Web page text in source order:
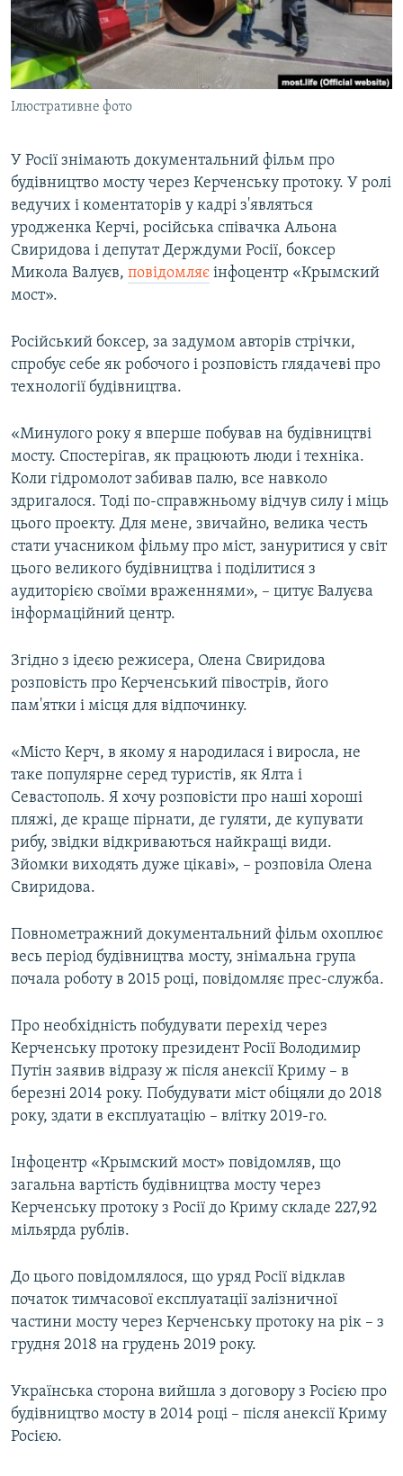
ВІДЕОУРОКИ «ELIFBE»
СВІДЧЕННЯ ОКУПАЦІЇ
УКРАЇНСЬКА ПРОБЛЕМА КРИМУ
ІНФОГРАФІКА
Русский
Qırımtatar
ДОЛУЧАЙСЯ!
Усі сайти RFE/RL
Ілюстративне фото
У Росії знімають документальний фільм про
будівництво мосту через Керченську протоку. У ролі
ведучих і коментаторів у кадрі з'являться
уродженка Керчі, російська співачка Альона
Свиридова і депутат Держдуми Росії, боксер
Микола Валуєв, повідомляє інфоцентр «Крымский
мост».
Російський боксер, за задумом авторів стрічки,
спробує себе як робочого і розповість глядачеві про
технології будівництва.
«Минулого року я вперше побував на будівництві
мосту. Спостерігав, як працюють люди і техніка.
Коли гідромолот забивав палю, все навколо
здригалося. Тоді по-справжньому відчув силу і міць
цього проекту. Для мене, звичайно, велика честь
стати учасником фільму про міст, зануритися у світ
цього великого будівництва і поділитися з
аудиторією своїми враженнями», – цитує Валуєва
інформаційний центр.
Згідно з ідеєю режисера, Олена Свиридова
розповість про Керченський півострів, його
пам'ятки і місця для відпочинку.
«Місто Керч, в якому я народилася і виросла, не
таке популярне серед туристів, як Ялта і
Севастополь. Я хочу розповісти про наші хороші
пляжі, де краще пірнати, де гуляти, де купувати
рибу, звідки відкриваються найкращі види.
Зйомки виходять дуже цікаві», – розповіла Олена
Свиридова.
Повнометражний документальний фільм охоплює
весь період будівництва мосту, знімальна група
почала роботу в 2015 році, повідомляє прес-служба.
Про необхідність побудувати перехід через
Керченську протоку президент Росії Володимир
Путін заявив відразу ж після анексії Криму – в
березні 2014 року. Побудувати міст обіцяли до 2018
року, здати в експлуатацію – влітку 2019-го.
Інфоцентр «Крымский мост» повідомляв, що
загальна вартість будівництва мосту через
Керченську протоку з Росії до Криму складе 227,92
мільярда рублів.
До цього повідомлялося, що уряд Росії відклав
початок тимчасової експлуатації залізничної
частини мосту через Керченську протоку на рік – з
грудня 2018 на грудень 2019 року.
Українська сторона вийшла з договору з Росією про
будівництво мосту в 2014 році – після анексії Криму
Росією.